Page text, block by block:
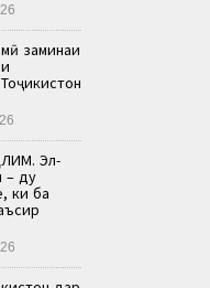
заминаи
Эл-
– ду
ки ба